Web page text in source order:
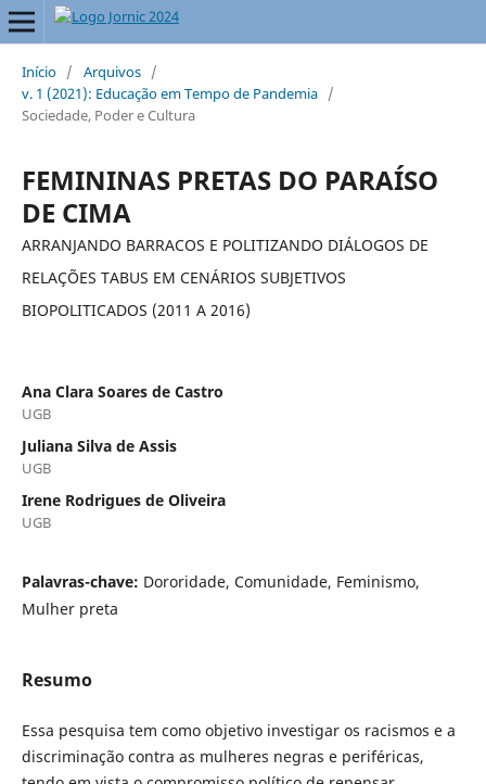
Início / Arquivos /
v. 1 (2021): Educação em Tempo de Pandemia /
Sociedade, Poder e Cultura
FEMININAS PRETAS DO PARAÍSO
DE CIMA
ARRANJANDO BARRACOS E POLITIZANDO DIÁLOGOS DE
RELAÇÕES TABUS EM CENÁRIOS SUBJETIVOS
BIOPOLITICADOS (2011 A 2016)
Ana Clara Soares de Castro
UGB
Juliana Silva de Assis
UGB
Irene Rodrigues de Oliveira
UGB
Palavras-chave: Dororidade, Comunidade, Feminismo,
Mulher preta
Resumo
Essa pesquisa tem como objetivo investigar os racismos e a
discriminação contra as mulheres negras e periféricas,